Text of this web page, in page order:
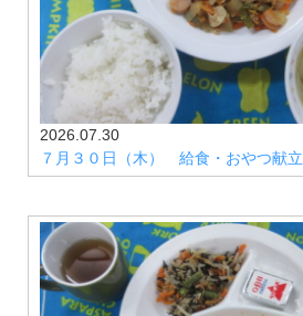
2026.07.30
７月３０日（木） 給食・おやつ献立